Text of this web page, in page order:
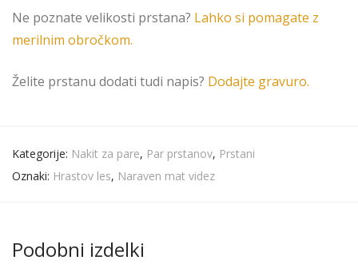
Ne poznate velikosti prstana? Lahko si pomagate z
merilnim obročkom.
Želite prstanu dodati tudi napis? Dodajte gravuro.
Kategorije: Nakit za pare, Par prstanov, Prstani
Oznaki: Hrastov les, Naraven mat videz
Podobni izdelki